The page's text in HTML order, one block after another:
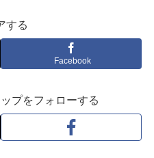
する
Facebook
プをフォローする